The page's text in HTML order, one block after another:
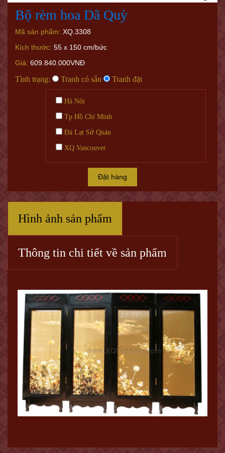
Bộ rèm hoa Dã Quỳ
Mã sản phẩm: XQ.3308
Kích thước: 55 x 150 cm/bức
Giá: 609.840.000VNĐ
Tình trạng: Tranh có sẵn Tranh đặt
Hà Nội
Tp Hồ Chí Minh
Đà Lạt Sử Quán
XQ Vancouver
Đặt hàng
Hình ảnh sản phẩm
Thông tin chi tiết về sản phẩm